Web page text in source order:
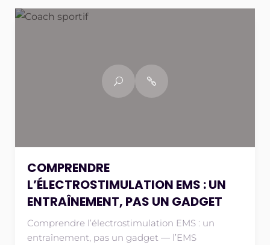
COMPRENDRE
L’ÉLECTROSTIMULATION EMS : UN
ENTRAÎNEMENT, PAS UN GADGET
Comprendre l’électrostimulation EMS : un
entraînement, pas un gadget — l’EMS